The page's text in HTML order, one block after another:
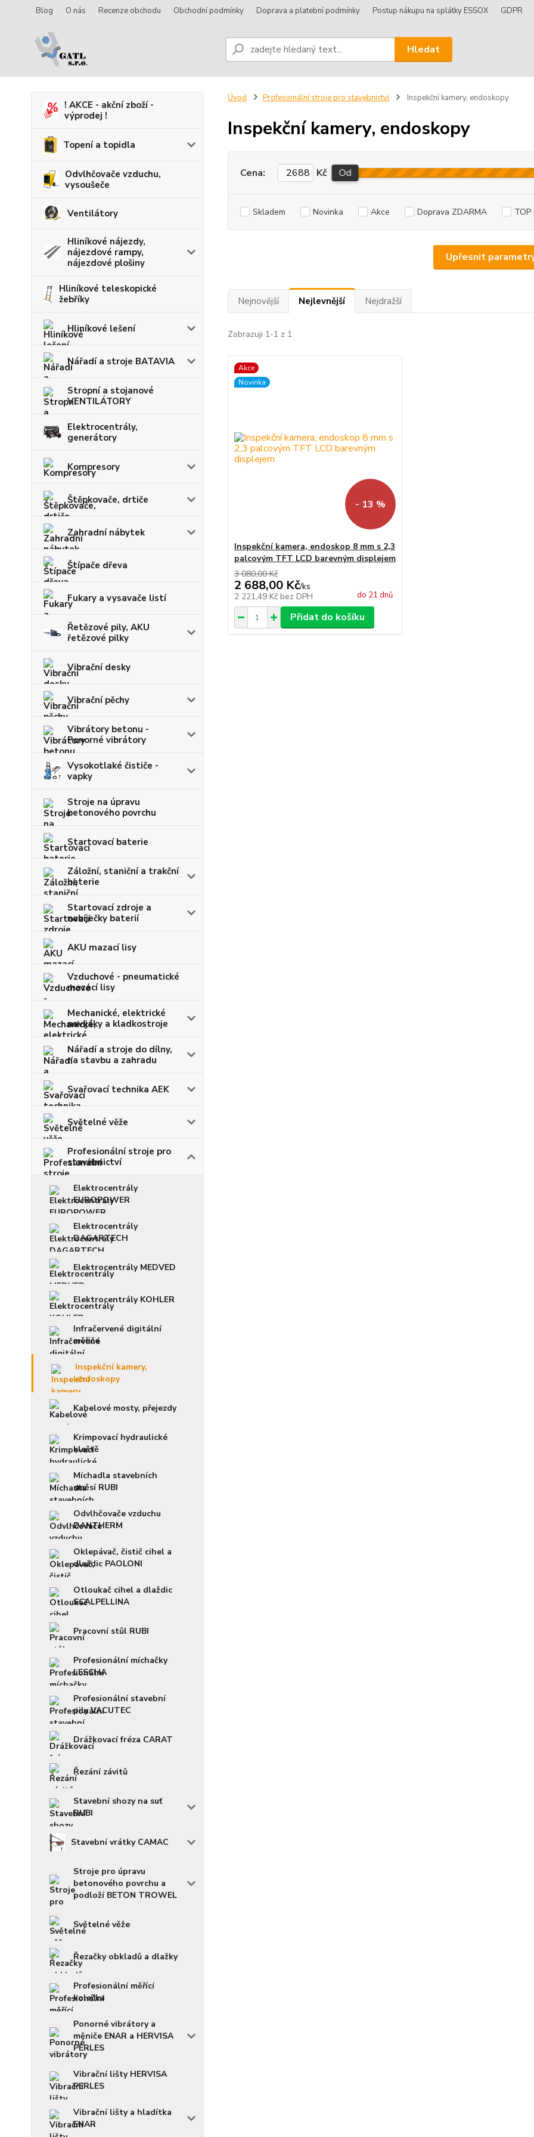
Blog O nás Recenze obchodu Obchodní podmínky Doprava a platební podmínky Postup nákupu na splátky ESSOX GDPR
Hledat
! AKCE - akční zboží -
výprodej !
Topení a topidla
Odvlhčovače vzduchu,
vysoušeče
Ventilátory
Hliníkové nájezdy,
nájezdové rampy,
nájezdové plošiny
Hliníkové teleskopické
žebříky
Hliníkové lešení
Nářadí a stroje BATAVIA
Stropní a stojanové
VENTILÁTORY
Elektrocentrály,
generátory
Kompresory
Štěpkovače, drtiče
Zahradní nábytek
Štípače dřeva
Fukary a vysavače listí
Řetězové pily, AKU
řetězové pilky
Vibrační desky
Vibrační pěchy
Vibrátory betonu -
Ponorné vibrátory
Vysokotlaké čističe -
vapky
Stroje na úpravu
betonového povrchu
Startovací baterie
Záložní, staniční a trakční
baterie
Startovací zdroje a
nabíječky baterií
AKU mazací lisy
Vzduchové - pneumatické
mazací lisy
Mechanické, elektrické
navijáky a kladkostroje
Nářadí a stroje do dílny,
na stavbu a zahradu
Svařovací technika AEK
Světelné věže
Profesionální stroje pro
stavebnictví
Elektrocentrály
EUROPOWER
Elektrocentrály
DAGARTECH
Elektrocentrály MEDVED
Elektrocentrály KOHLER
Infračervené digitální
měřiče
Inspekční kamery,
endoskopy
Kabelové mosty, přejezdy
Krimpovací hydraulické
kleště
Míchadla stavebních
směsí RUBI
Odvlhčovače vzduchu
DANTHERM
Oklepávač, čistič cihel a
dlaždic PAOLONI
Otloukač cihel a dlaždic
SCALPELLINA
Pracovní stůl RUBI
Profesionální míchačky
LESCHA
Profesionální stavební
pily VACUTEC
Drážkovací fréza CARAT
Řezání závitů
Stavební shozy na suť
RUBI
Stavební vrátky CAMAC
Stroje pro úpravu
betonového povrchu a
podloží BETON TROWEL
Světelné věže
Řezačky obkladů a dlažky
Profesionální měřící
kolečka
Ponorné vibrátory a
měniče ENAR a HERVISA
PERLES
Vibrační lišty HERVISA
PERLES
Vibrační lišty a hladítka
ENAR
Úvod Profesionální stroje pro stavebnictví Inspekční kamery, endoskopy
Inspekční kamery, endoskopy
Upřesnit
Cena: Kč Od
Skladem Novinka Akce Doprava ZDARMA
Nejnovější Nejlevnější Nejdražší
Zobrazuji 1-1 z 1
Akce
Novinka
- 13 %
Inspekční kamera, endoskop 8 mm s 2,3
palcovým TFT LCD barevným displejem
3 080,00 Kč
2 688,00 Kč/ks
2 221,49 Kč bez DPH do 21 dnů
Přidat do košíku